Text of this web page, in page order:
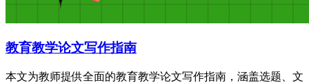
教育教学论文写作指南
本文为教师提供全面的教育教学论文写作指南，涵盖选题、文